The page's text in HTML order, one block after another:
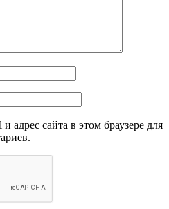
адрес сайта в этом браузере для